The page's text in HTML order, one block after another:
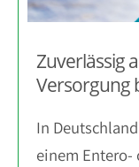
Zuverlässig
Versorgung
In
einem